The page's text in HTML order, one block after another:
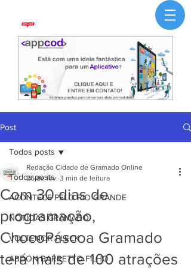
Post
Todos posts
ACONTECE PELO RIO GRANDE
NOTÍCIAS GRAMADO
VOLTENCIR FLECK
ABDON BARRETTO FILHO
Todos posts
Com 30 dias de
programação,
ChocoPáscoa Gramado
terá mais de 100 atrações
Redação Cidade de Gramado Online
26 de fev. 3 min de leitura